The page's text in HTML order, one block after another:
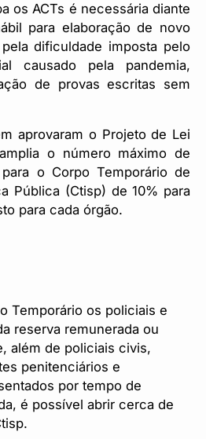
os ACTs é necessária diante
para elaboração de novo
dificuldade imposta pelo
causado pela pandemia,
de provas escritas sem
aprovaram o Projeto de Lei
o número máximo de
o Corpo Temporário de
Pública (Ctisp) de 10% para
para cada órgão.
Temporário os policiais e
reserva remunerada ou
além de policiais civis,
penitenciários e
por tempo de
é possível abrir cerca de